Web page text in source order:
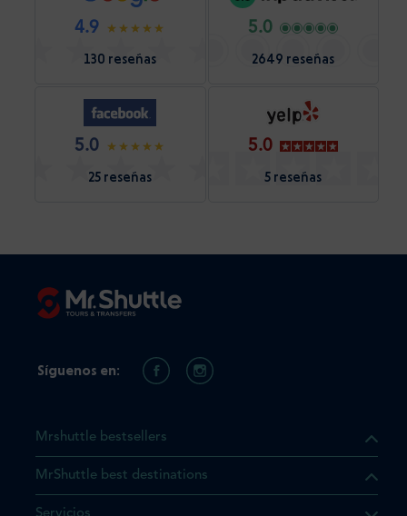
4.9
130 reseñas
5.0
2649 reseñas
5.0
25 reseñas
5.0
5 reseñas
el producto que busca ya
Mrshuttle bestsellers
MrShuttle best destinations
Síguenos en: